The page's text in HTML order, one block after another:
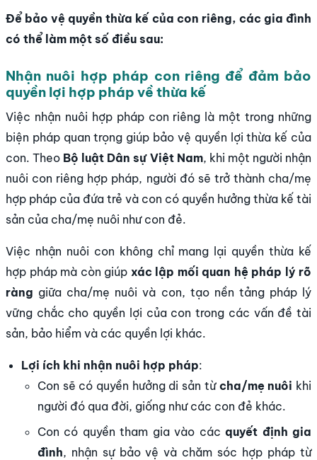
Để bảo vệ quyền thừa kế của con riêng, các gia đình
có thể làm một số điều sau:
Nhận nuôi hợp pháp con riêng để đảm bảo
quyền lợi hợp pháp về thừa kế
Việc nhận nuôi hợp pháp con riêng là một trong những
biện pháp quan trọng giúp bảo vệ quyền lợi thừa kế của
con. Theo Bộ luật Dân sự Việt Nam, khi một người nhận
nuôi con riêng hợp pháp, người đó sẽ trở thành cha/mẹ
hợp pháp của đứa trẻ và con có quyền hưởng thừa kế tài
sản của cha/mẹ nuôi như con đẻ.
Việc nhận nuôi con không chỉ mang lại quyền thừa kế
hợp pháp mà còn giúp xác lập mối quan hệ pháp lý rõ
ràng giữa cha/mẹ nuôi và con, tạo nền tảng pháp lý
vững chắc cho quyền lợi của con trong các vấn đề tài
sản, bảo hiểm và các quyền lợi khác.
Lợi ích khi nhận nuôi hợp pháp:
Con sẽ có quyền hưởng di sản từ cha/mẹ nuôi khi
người đó qua đời, giống như các con đẻ khác.
Con có quyền tham gia vào cácquyết định gia
đình, nhận sự bảo vệ và chăm sóc hợp pháp từ